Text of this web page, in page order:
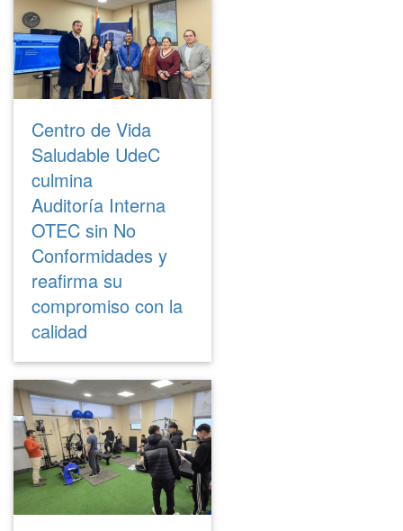
Centro de Vida
Saludable UdeC
culmina
Auditoría Interna
OTEC sin No
Conformidades y
reafirma su
compromiso con la
calidad